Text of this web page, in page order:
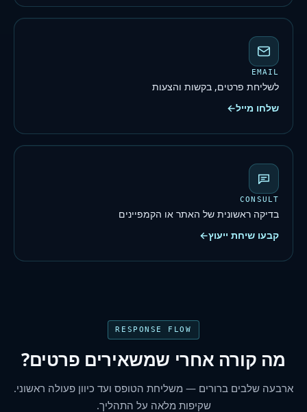
EMAIL
לשליחת פרטים, בקשות והצעות
שלחו מייל←
CONSULT
בדיקה ראשונית של האתר או הקמפיינים
קבעו שיחת ייעוץ←
RESPONSE FLOW
מה קורה אחרי שמשאירים פרטים?
ארבעה שלבים ברורים — משליחת הטופס ועד כיוון פעולה ראשוני.
שקיפות מלאה על התהליך.